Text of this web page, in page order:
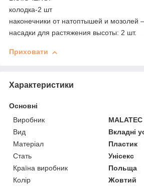
колодка-2 шт
наконечники от натоптышей и мозолей
насадки для растяжения высоты: 2 шт.
Приховати
Характеристики
Основні
Виробник
MALATEC
Вид
Вкладні
Матеріал
Пластик
Стать
Унісекс
Країна виробник
Польща
Колір
Жовтий